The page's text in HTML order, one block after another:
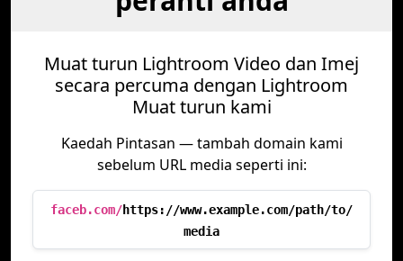
Muat turun Lightroom Video dan Imej
secara percuma dengan Lightroom
Muat turun kami
Kaedah Pintasan — tambah domain kami
sebelum URL media seperti ini:
faceb.com/https://www.example.com/path/to/
media